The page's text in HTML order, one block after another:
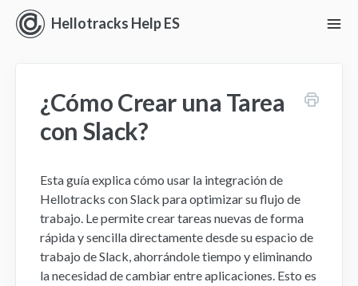
Hellotracks Help ES
En vivo
Despacho
Administrar
Análisis
¿Cómo Crear una Tarea
con Slack?
Esta guía explica cómo usar la integración de
Hellotracks con Slack para optimizar su flujo de
trabajo. Le permite crear tareas nuevas de forma
rápida y sencilla directamente desde su espacio de
trabajo de Slack, ahorrándole tiempo y eliminando
la necesidad de cambiar entre aplicaciones. Esto es